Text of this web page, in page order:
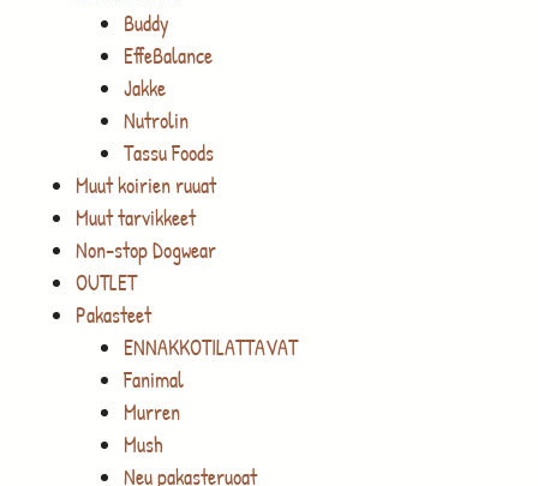
Buddy
EffeBalance
Jakke
Nutrolin
Tassu Foods
Muut koirien ruuat
Muut tarvikkeet
Non-stop Dogwear
OUTLET
Pakasteet
ENNAKKOTILATTAVAT
Fanimal
Murren
Mush
Neu pakasteruoat